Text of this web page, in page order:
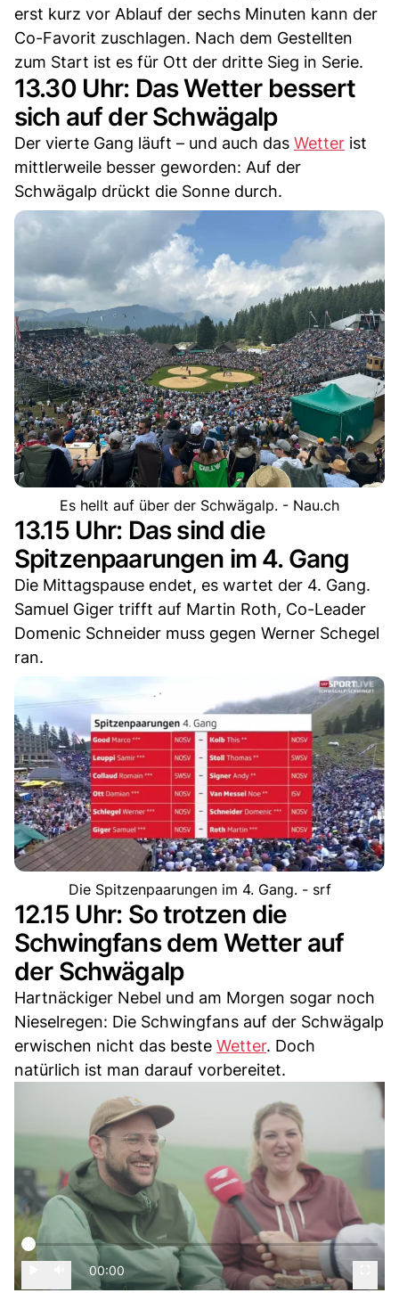
erst kurz vor Ablauf der sechs Minuten kann der
Co-Favorit zuschlagen. Nach dem Gestellten
zum Start ist es für Ott der dritte Sieg in Serie.
13.30 Uhr: Das Wetter bessert
sich auf der Schwägalp
Der vierte Gang läuft – und auch das Wetter ist
mittlerweile besser geworden: Auf der
Schwägalp drückt die Sonne durch.
Es hellt auf über der Schwägalp. - Nau.ch
13.15 Uhr: Das sind die
Spitzenpaarungen im 4. Gang
Die Mittagspause endet, es wartet der 4. Gang.
Samuel Giger trifft auf Martin Roth, Co-Leader
Domenic Schneider muss gegen Werner Schegel
ran.
Die Spitzenpaarungen im 4. Gang. - srf
12.15 Uhr: So trotzen die
Schwingfans dem Wetter auf
der Schwägalp
Hartnäckiger Nebel und am Morgen sogar noch
Nieselregen: Die Schwingfans auf der Schwägalp
erwischen nicht das beste Wetter. Doch
natürlich ist man darauf vorbereitet.
00:00